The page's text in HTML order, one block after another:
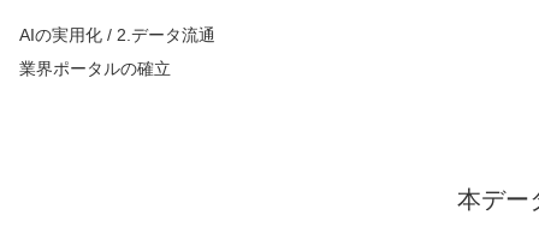
AIの実用化 / 2.データ流通
業界ポータルの確立
本デー